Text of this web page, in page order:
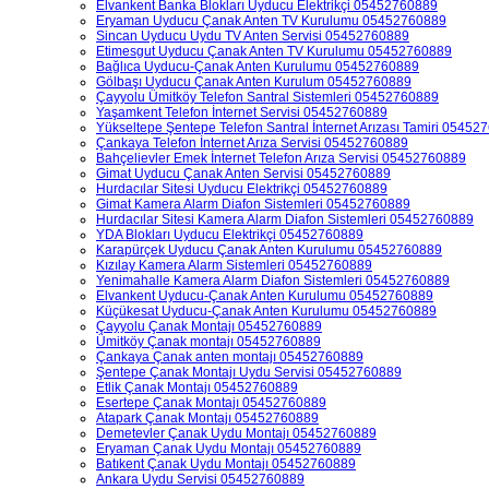
Elvankent Banka Blokları Uyducu Elektrikçi 05452760889
Eryaman Uyducu Çanak Anten TV Kurulumu 05452760889
Sincan Uyducu Uydu TV Anten Servisi 05452760889
Etimesgut Uyducu Çanak Anten TV Kurulumu 05452760889
Bağlıca Uyducu-Çanak Anten Kurulumu 05452760889
Gölbaşı Uyducu Çanak Anten Kurulum 05452760889
Çayyolu Ümitköy Telefon Santral Sistemleri 05452760889
Yaşamkent Telefon İnternet Servisi 05452760889
Yükseltepe Şentepe Telefon Santral İnternet Arızası Tamiri
Çankaya Telefon İnternet Arıza Servisi 05452760889
Bahçelievler Emek İnternet Telefon Arıza Servisi 05452760889
Gimat Uyducu Çanak Anten Servisi 05452760889
Hurdacılar Sitesi Uyducu Elektrikçi 05452760889
Gimat Kamera Alarm Diafon Sistemleri 05452760889
Hurdacılar Sitesi Kamera Alarm Diafon Sistemleri 05452760889
YDA Blokları Uyducu Elektrikçi 05452760889
Karapürçek Uyducu Çanak Anten Kurulumu 05452760889
Kızılay Kamera Alarm Sistemleri 05452760889
Yenimahalle Kamera Alarm Diafon Sistemleri 05452760889
Elvankent Uyducu-Çanak Anten Kurulumu 05452760889
Küçükesat Uyducu-Çanak Anten Kurulumu 05452760889
Çayyolu Çanak Montajı 05452760889
Ümitköy Çanak montajı 05452760889
Çankaya Çanak anten montajı 05452760889
Şentepe Çanak Montajı Uydu Servisi 05452760889
Etlik Çanak Montajı 05452760889
Esertepe Çanak Montajı 05452760889
Atapark Çanak Montajı 05452760889
Demetevler Çanak Uydu Montajı 05452760889
Eryaman Çanak Uydu Montajı 05452760889
Batıkent Çanak Uydu Montajı 05452760889
Ankara Uydu Servisi 05452760889